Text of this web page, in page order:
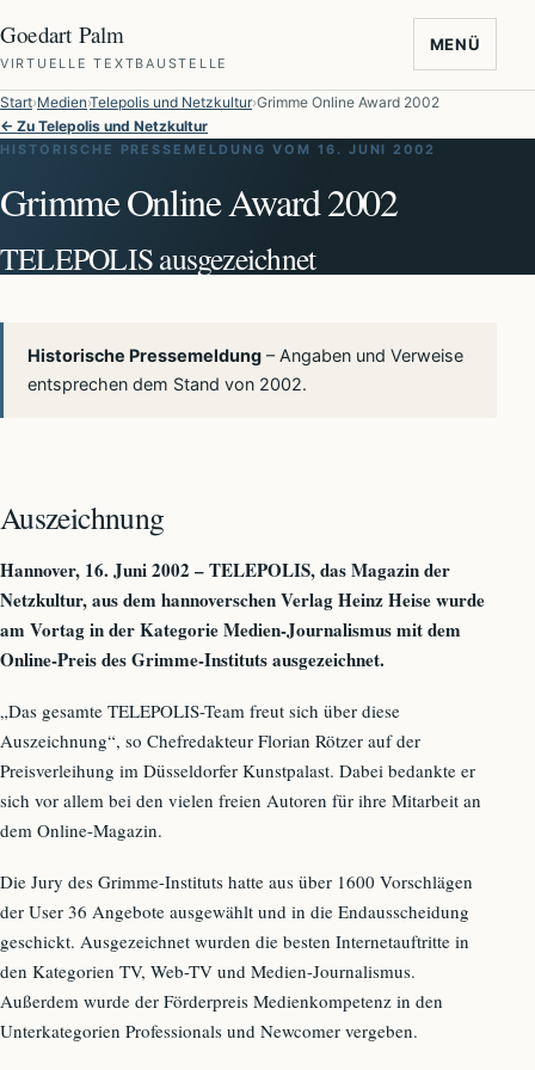
Goedart Palm
VIRTUELLE TEXTBAUSTELLE
MENÜ
Start Medien Telepolis und Netzkultur Grimme Online Award 2002
← Zu Telepolis und Netzkultur
HISTORISCHE PRESSEMELDUNG VOM 16. JUNI 2002
Grimme Online Award 2002
TELEPOLIS ausgezeichnet
Historische Pressemeldung – Angaben und Verweise
entsprechen dem Stand von 2002.
Auszeichnung
Hannover, 16. Juni 2002 – TELEPOLIS, das Magazin der
Netzkultur, aus dem hannoverschen Verlag Heinz Heise wurde
am Vortag in der Kategorie Medien-Journalismus mit dem
Online-Preis des Grimme-Instituts ausgezeichnet.
„Das gesamte TELEPOLIS-Team freut sich über diese
Auszeichnung“, so Chefredakteur Florian Rötzer auf der
Preisverleihung im Düsseldorfer Kunstpalast. Dabei bedankte er
sich vor allem bei den vielen freien Autoren für ihre Mitarbeit an
dem Online-Magazin.
Die Jury des Grimme-Instituts hatte aus über 1600 Vorschlägen
der User 36 Angebote ausgewählt und in die Endausscheidung
geschickt. Ausgezeichnet wurden die besten Internetauftritte in
den Kategorien TV, Web-TV und Medien-Journalismus.
Außerdem wurde der Förderpreis Medienkompetenz in den
Unterkategorien Professionals und Newcomer vergeben.